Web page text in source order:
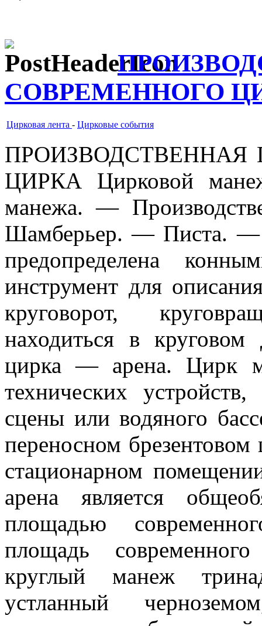
СОВРЕМЕННОГО
Цирковая лента - Цирковые события
ЦИРКА Цирковой
манежа. —
Шамберьер. — Писта. —
предопределена
инструмент для
круговорот,
находиться в
цирка — арена. Цирк
технических
сцены или водяного
переносном
стационарном
арена является
площадью
площадь
круглый манеж
устланный